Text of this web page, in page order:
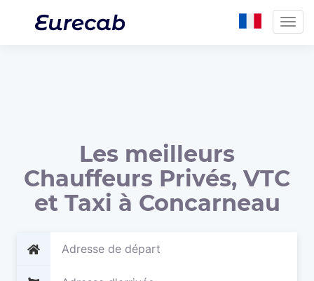
Les meilleurs
Chauffeurs Privés, VTC
et Taxi à Concarneau